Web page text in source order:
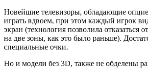
Новейшие телевизоры, обладающие
играть вдвоем, при этом каждый игрок
экран (технология позволила отказаться
на две зоны, как это было раньше).
специальные очки.
Но и модели без 3D, также не обделены